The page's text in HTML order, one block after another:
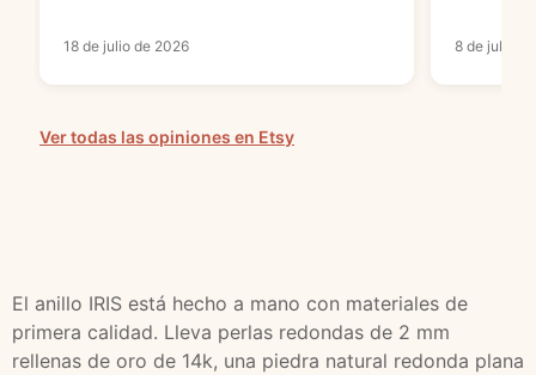
18 de julio de 2026 8 de julio
Ver todas las opiniones en Etsy
El anillo IRIS está hecho a mano con materiales de
primera calidad. Lleva perlas redondas de 2 mm
rellenas de oro de 14k, una piedra natural redonda plana